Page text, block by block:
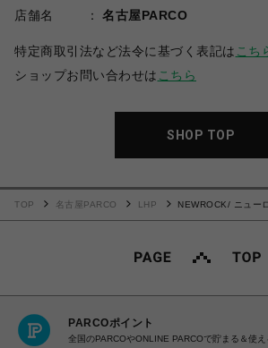
店舗名
名古屋PARCO
特定商取引法など法令に基づく表記は こち
ショップお問い合わせは こちら
SHOP TOP
TOP 名古屋PARCO LHP NEWROCK/ ニュー
PARCOポイント
全国のPARCOやONLINE PARCOで貯まる＆使え